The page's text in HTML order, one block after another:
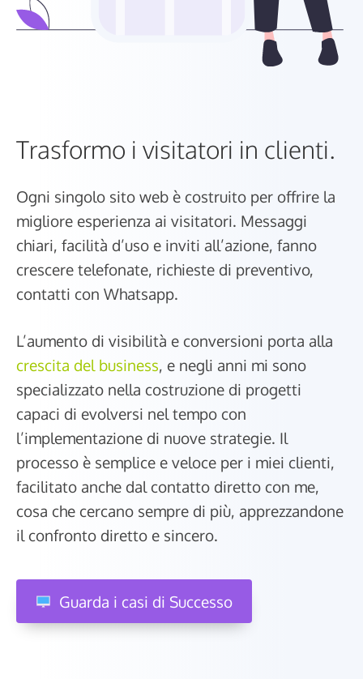
Trasformo i visitatori in clienti.
Ogni singolo sito web è costruito per offrire la
migliore esperienza ai visitatori. Messaggi
chiari, facilità d’uso e inviti all’azione, fanno
crescere telefonate, richieste di preventivo,
contatti con Whatsapp.
L’aumento di visibilità e conversioni porta alla
crescita del business, e negli anni mi sono
specializzato nella costruzione di progetti
capaci di evolversi nel tempo con
l’implementazione di nuove strategie. Il
processo è semplice e veloce per i miei clienti,
facilitato anche dal contatto diretto con me,
cosa che cercano sempre di più, apprezzandone
il confronto diretto e sincero.
Guarda i casi di Successo